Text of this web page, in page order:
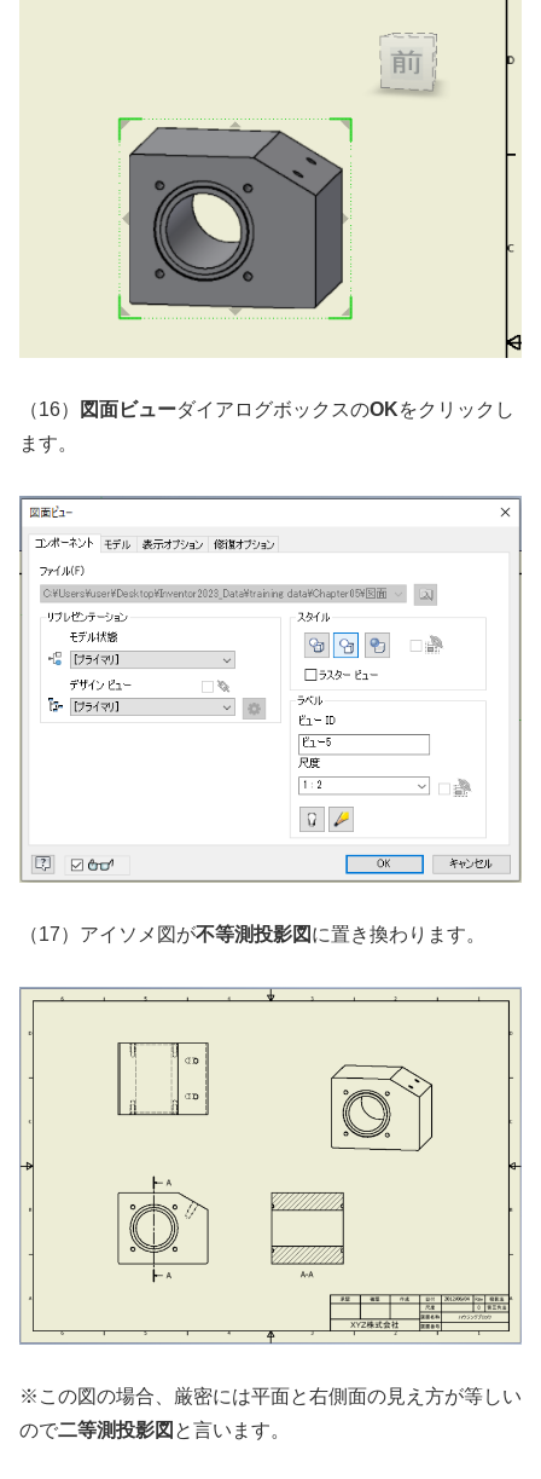
（16） 図面ビューダイアログボックスのOKをクリックし
ます。
（17）アイソメ図が不等測投影図 に置き換わります。
※この図の場合、厳密には平面と右側面の見え方が等しい
ので二等測投影図 と言います。